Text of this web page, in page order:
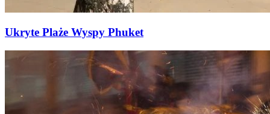
Ukryte Plaże Wyspy Phuket